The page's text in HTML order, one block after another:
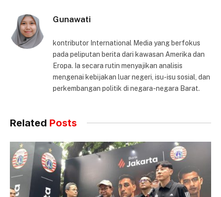
Gunawati
kontributor International Media yang berfokus
pada peliputan berita dari kawasan Amerika dan
Eropa. Ia secara rutin menyajikan analisis
mengenai kebijakan luar negeri, isu-isu sosial, dan
perkembangan politik di negara-negara Barat.
Related Posts